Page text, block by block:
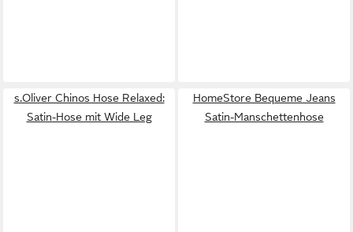
s.Oliver Chinos Hose Relaxed:
Satin-Hose mit Wide Leg
HomeStore Bequeme Jeans
Satin-Manschettenhose